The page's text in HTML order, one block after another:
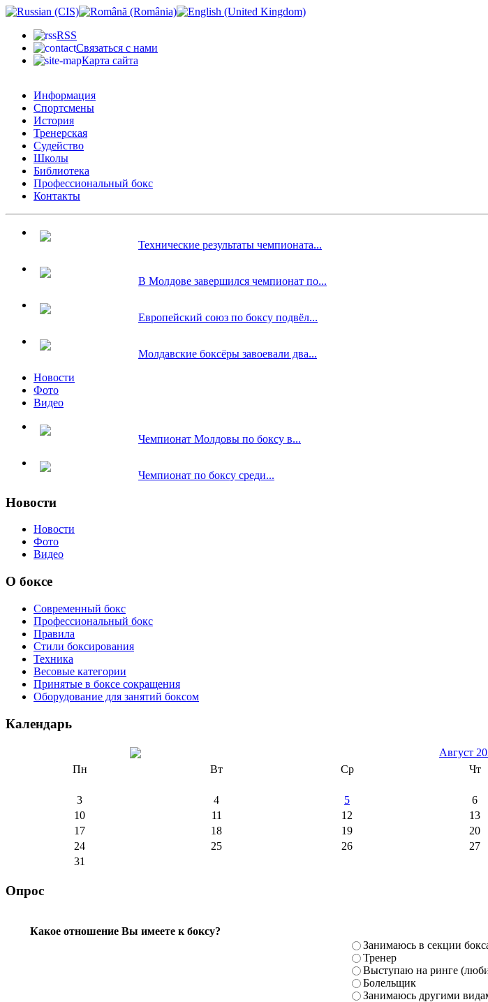
RSS
Связаться с нами
Карта сайта
Информация
Спортсмены
История
Тренерская
Судейство
Школы
Библиотека
Профессиональный бокс
Контакты
Технические результаты чемпионата...
В Молдове завершился чемпионат по...
Европейский союз по боксу подвёл...
Молдавские боксёры завоевали два...
Новости
Фото
Видео
Чемпионат Молдовы по боксу в...
Чемпионат по боксу среди...
Новости
Новости
Фото
Видео
О боксе
Современный бокс
Профессиональный бокс
Правила
Стили боксирования
Техника
Весовые категории
Принятые в боксе сокращения
Оборудование для занятий боксом
Календарь
Август
Пн
Вт Ср Чт
3
4 5 6
10
11 12 13
17
18 19 20
24
25 26 27
31
Опрос
Какое отношение Вы имеете к боксу?
Занимаюсь в секции
Тренер
Выступаю на ринге
Болельщик
Занимаюсь другими